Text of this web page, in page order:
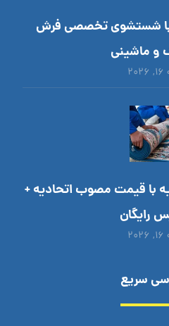
با شستشوی تخصصی فرش
و ماشینی
با قیمت مصوب اتحادیه +
رایگان
سریع